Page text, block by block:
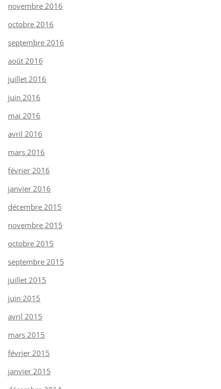
novembre 2016
octobre 2016
septembre 2016
août 2016
juillet 2016
juin 2016
mai 2016
avril 2016
mars 2016
février 2016
janvier 2016
décembre 2015
novembre 2015
octobre 2015
septembre 2015
juillet 2015
juin 2015
avril 2015
mars 2015
février 2015
janvier 2015